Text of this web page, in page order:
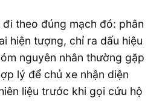
đi theo đúng mạch đó: phân
hiện tượng, chỉ ra dấu hiệu
nguyên nhân thường gặp
lý để chủ xe nhận diện
liệu trước khi gọi cứu hộ